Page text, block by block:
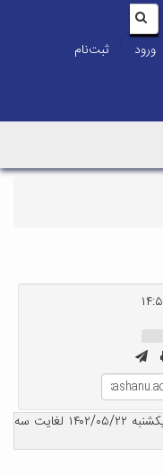
ورود | ثبت‌نام
دستور هفتگی مجلس شورای اسلامی از روز یکشنبه ۱۴۰۲/۰۵/۲۲ لغایت سه